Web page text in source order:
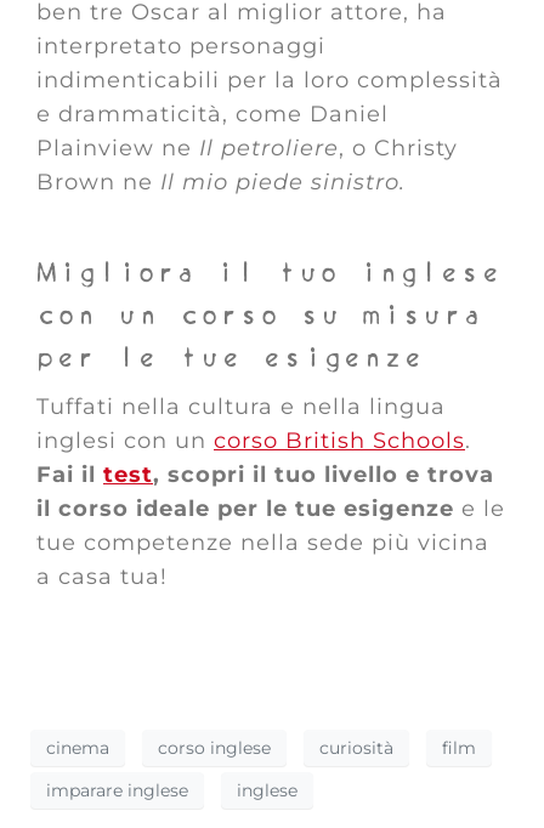
ben tre Oscar al miglior attore, ha
interpretato personaggi
indimenticabili per la loro complessità
e drammaticità, come Daniel
Plainview ne Il petroliere, o Christy
Brown ne Il mio piede sinistro.
Migliora il tuo inglese
con un corso su misura
per le tue esigenze
Tuffati nella cultura e nella lingua
inglesi con un corso British Schools.
Fai il test, scopri il tuo livello e trova
il corso ideale per le tue esigenze e le
tue competenze nella sede più vicina
a casa tua!
cinema corso inglese curiosità
film
imparare inglese
inglese